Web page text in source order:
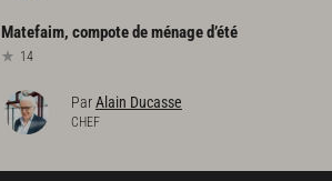
Matefaim, compotedeménaged’été
14
ParAlain Ducasse
CHEF